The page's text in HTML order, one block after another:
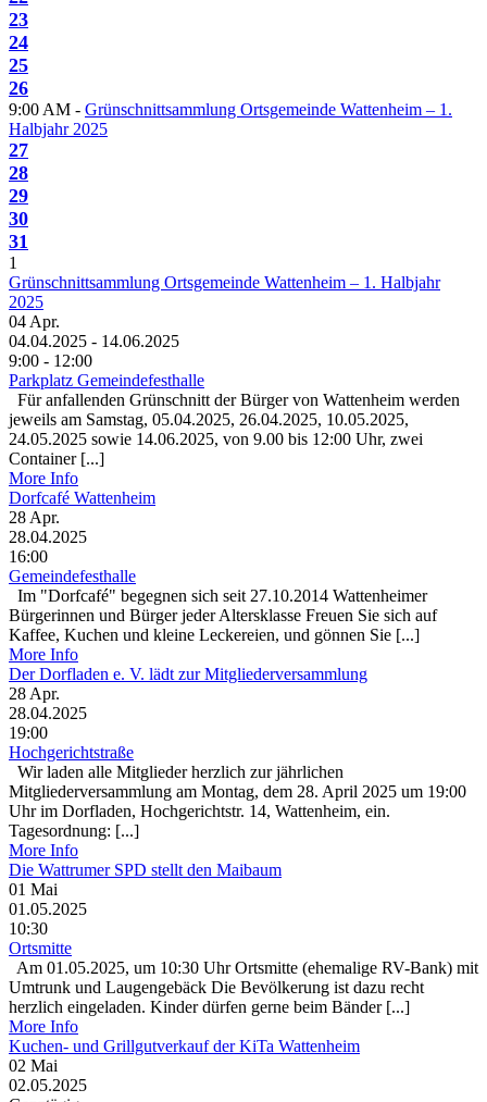
23
24
25
26
9:00 AM - Grünschnittsammlung Ortsgemeinde Wattenheim – 1.
Halbjahr 2025
27
28
29
30
31
1
Grünschnittsammlung Ortsgemeinde Wattenheim – 1. Halbjahr
2025
04 Apr.
04.04.2025 - 14.06.2025
9:00 - 12:00
Parkplatz Gemeindefesthalle
Für anfallenden Grünschnitt der Bürger von Wattenheim werden
jeweils am Samstag, 05.04.2025, 26.04.2025, 10.05.2025,
24.05.2025 sowie 14.06.2025, von 9.00 bis 12:00 Uhr, zwei
Container [...]
More Info
Dorfcafé Wattenheim
28 Apr.
28.04.2025
16:00
Gemeindefesthalle
Im "Dorfcafé" begegnen sich seit 27.10.2014 Wattenheimer
Bürgerinnen und Bürger jeder Altersklasse Freuen Sie sich auf
Kaffee, Kuchen und kleine Leckereien, und gönnen Sie [...]
More Info
Der Dorfladen e. V. lädt zur Mitgliederversammlung
28 Apr.
28.04.2025
19:00
Hochgerichtstraße
Wir laden alle Mitglieder herzlich zur jährlichen
Mitgliederversammlung am Montag, dem 28. April 2025 um 19:00
Uhr im Dorfladen, Hochgerichtstr. 14, Wattenheim, ein.
Tagesordnung: [...]
More Info
Die Wattrumer SPD stellt den Maibaum
01 Mai
01.05.2025
10:30
Ortsmitte
Am 01.05.2025, um 10:30 Uhr Ortsmitte (ehemalige RV-Bank) mit
Umtrunk und Laugengebäck Die Bevölkerung ist dazu recht
herzlich eingeladen. Kinder dürfen gerne beim Bänder [...]
More Info
Kuchen- und Grillgutverkauf der KiTa Wattenheim
02 Mai
02.05.2025